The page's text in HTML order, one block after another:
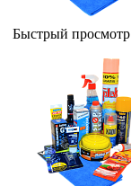
Быстрый просмотр